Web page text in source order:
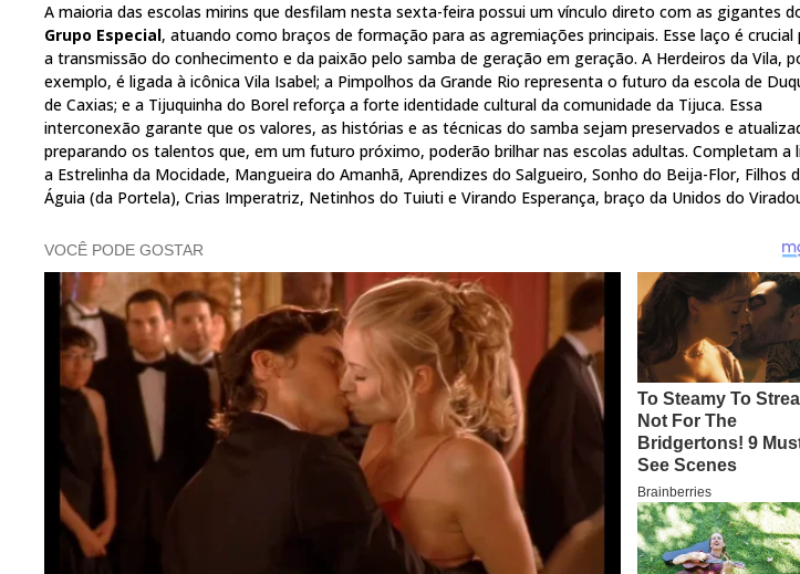
A maioria das escolas mirins que desfilam nesta sexta-feira possui um vínculo direto com as gigantes
Grupo Especial, atuando como braços de formação para as agremiações principais. Esse laço é crucial
a transmissão do conhecimento e da paixão pelo samba de geração em geração. A Herdeiros da Vila,
exemplo, é ligada à icônica Vila Isabel; a Pimpolhos da Grande Rio representa o futuro da escola de
de Caxias; e a Tijuquinha do Borel reforça a forte identidade cultural da comunidade da Tijuca. Essa
interconexão garante que os valores, as histórias e as técnicas do samba sejam preservados e
preparando os talentos que, em um futuro próximo, poderão brilhar nas escolas adultas. Completam a
a Estrelinha da Mocidade, Mangueira do Amanhã, Aprendizes do Salgueiro, Sonho do Beija-Flor, Filhos
Águia (da Portela), Crias Imperatriz, Netinhos do Tuiuti e Virando Esperança, braço da Unidos do